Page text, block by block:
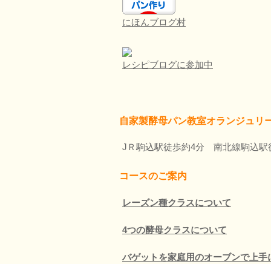
にほんブログ村
レシピブログに参加中
自家製酵母パン教室オランジュリ
JＲ駒込駅徒歩約4分 南北線駒込駅
コースのご案内
レーズン種クラスについて
4つの酵母クラスについて
バゲットを家庭用のオーブンで上手